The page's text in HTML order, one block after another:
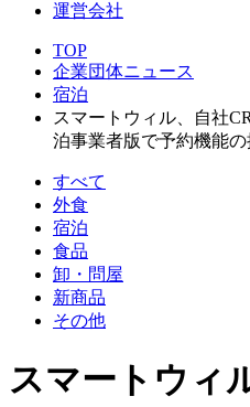
運営会社
TOP
企業団体ニュース
宿泊
スマートウィル、自社
泊事業者版で予約機能
すべて
外食
宿泊
食品
卸・問屋
新商品
その他
スマートウィ